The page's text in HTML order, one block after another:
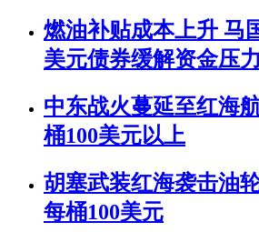
燃油补贴成本上升 马
美元债券缓解资金压力
中东战火蔓延至红海
桶100美元以上
胡塞武装红海袭击油
每桶100美元